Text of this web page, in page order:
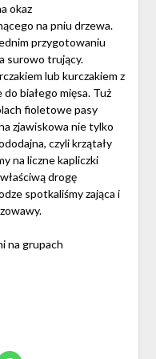
okaz
na pniu drzewa.
przygotowaniu
surowo trujący.
lub kurczakiem z
białego mięsa. Tuż
fioletowe pasy
zjawiskowa nie tylko
czyli krzątały
na liczne kapliczki
drogę
spotkaliśmy zająca i
na grupach